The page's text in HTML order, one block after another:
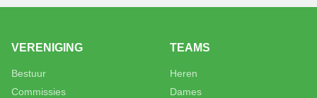
VERENIGING
Bestuur
Commissies
TEAMS
Heren
Dames